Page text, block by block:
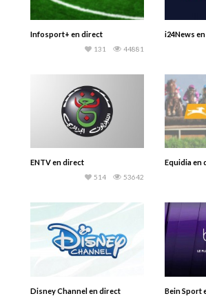
Infosport+ en direct
44881
131
i24News
ENTV en direct
53642
514
Equidia en
Disney Channel en direct Bein Sport